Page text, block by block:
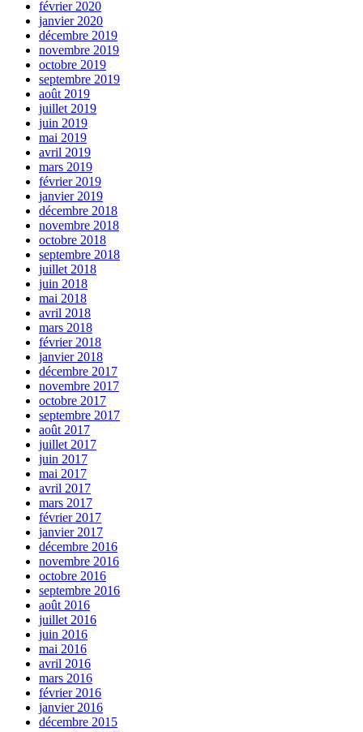
février 2020
janvier 2020
décembre 2019
novembre 2019
octobre 2019
septembre 2019
août 2019
juillet 2019
juin 2019
mai 2019
avril 2019
mars 2019
février 2019
janvier 2019
décembre 2018
novembre 2018
octobre 2018
septembre 2018
juillet 2018
juin 2018
mai 2018
avril 2018
mars 2018
février 2018
janvier 2018
décembre 2017
novembre 2017
octobre 2017
septembre 2017
août 2017
juillet 2017
juin 2017
mai 2017
avril 2017
mars 2017
février 2017
janvier 2017
décembre 2016
novembre 2016
octobre 2016
septembre 2016
août 2016
juillet 2016
juin 2016
mai 2016
avril 2016
mars 2016
février 2016
janvier 2016
décembre 2015